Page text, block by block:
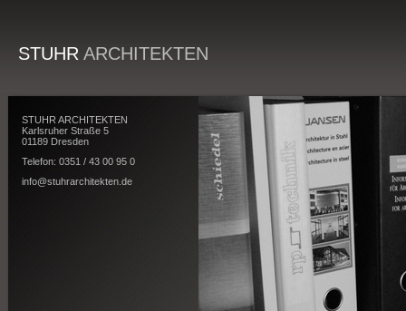
STUHR ARCHITEKTEN
STUHR ARCHITEKTEN
Karlsruher Straße 5
01189 Dresden
Telefon: 0351 / 43 00 95 0
info@stuhrarchitekten.de